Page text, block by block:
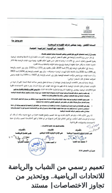
تعميم رسمي من الشباب والرياضة
للاتحادات الرياضية.. ووتحذير من
تجاوز الاختصاصات| مستند